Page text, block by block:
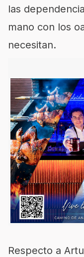
las
mano con los
necesitan.
Respecto a